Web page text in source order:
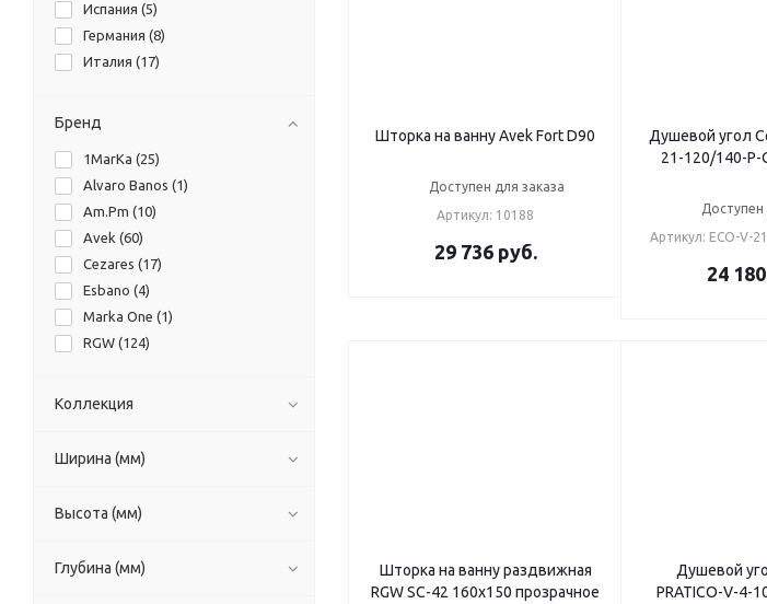
Шторка на ванну Avek Fort D90
Доступен для заказа
Артикул: 10188
29 736руб.
Душевой угол
21-120/140-P-
Доступен
Артикул: ECO-V-
24 180
Шторка на ванну раздвижная
RGW SC-42 160х150 прозрачное
Душевой
PRATICO-V-4-
Испания (5)
Германия (8)
Италия (17)
Бренд
1MarKa (25)
Alvaro Banos (1)
Am.Pm (10)
Avek (60)
Cezares (17)
Esbano (4)
Marka One (1)
RGW (124)
Коллекция
Ширина (мм)
Высота (мм)
Глубина (мм)